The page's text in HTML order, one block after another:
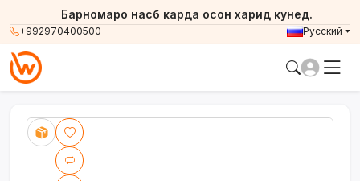
+992970400500
Барномаро насб карда осон харид кунед.
Русский